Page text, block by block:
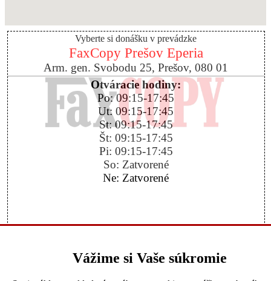
Vyberte si donášku v prevádzke
FaxCopy Prešov Eperia
Arm. gen. Svobodu 25, Prešov, 080 01
Otváracie hodiny:
Po: 09:15-17:45
Ut: 09:15-17:45
St: 09:15-17:45
Št: 09:15-17:45
Pi: 09:15-17:45
So: Zatvorené
Ne: Zatvorené
Spokojnosť Tel.: +421903870381
Urobiť objednávku
Vážime si Vaše súkromie